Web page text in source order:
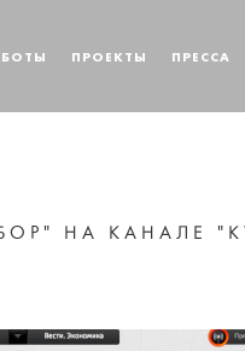
ПРОЕКТЫ ПРЕССА
НА КАНАЛЕ